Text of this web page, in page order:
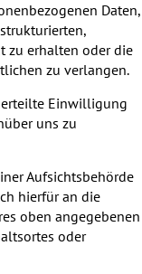
Daten,
zu erhalten oder die
zu verlangen.
erteilte Einwilligung
uns zu
Aufsichtsbehörde
hierfür an die
oben angegebenen
oder